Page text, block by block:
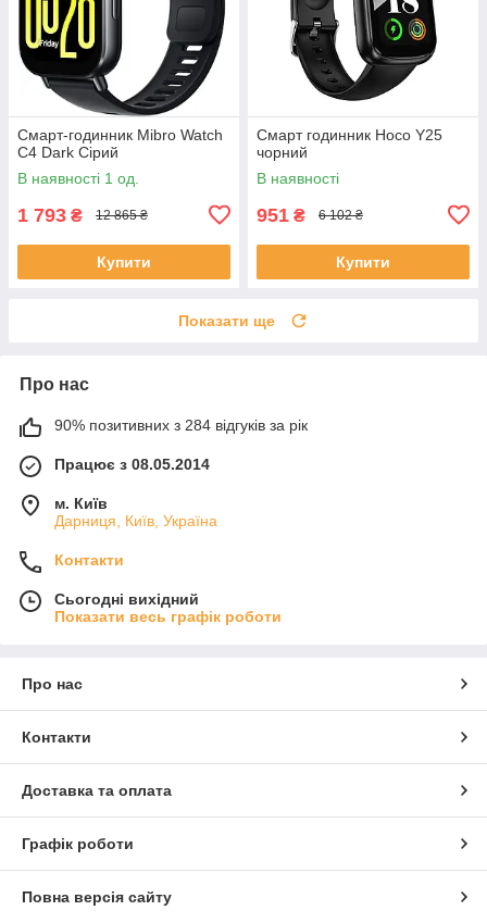
Смарт-годинник Mibro Watch
C4 Dark Сірий
В наявності 1 од.
1 793 ₴ 12 865 ₴
Купити
Смарт годинник Hoco Y25
чорний
В наявності
951 ₴ 6 102 ₴
Купити
Показати ще
Про нас
90% позитивних з 284 відгуків за рік
Працює з 08.05.2014
м. Київ
Дарниця, Київ, Україна
Контакти
Сьогодні вихідний
Показати весь графік роботи
Про нас
Контакти
Доставка та оплата
Графік роботи
Повна версія сайту